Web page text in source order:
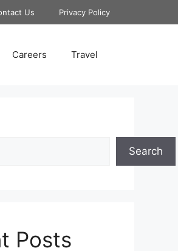
Us Privacy Policy
Careers Travel
Search
Posts